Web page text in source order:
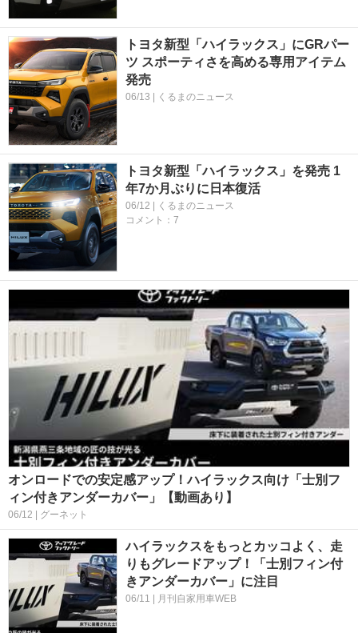
トヨタ新型「ハイラックス」にGRパー
ツ スポーティさを高める専用アイテム
発売
06/13 | くるまのニュース
トヨタ新型「ハイラックス」を発売 1
年7か月ぶりに日本復活
06/12 | くるまのニュース
コメント：7
オンロードでの安定感アップ！ハイラックス向け「士別フ
ィン付きアンダーカバー」【動画あり】
06/12 | グーネット
ハイラックスをもっとカッコよく、走
りもグレードアップ！「士別フィン付
きアンダーカバー」に注目
06/11 | 月刊自家用車WEB